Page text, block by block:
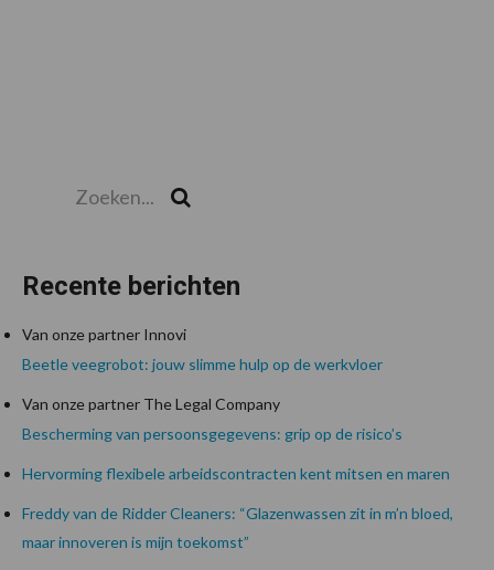
Recente berichten
Van onze partner Innovi
Beetle veegrobot: jouw slimme hulp op de werkvloer
Van onze partner The Legal Company
Bescherming van persoonsgegevens: grip op de risico’s
Hervorming flexibele arbeidscontracten kent mitsen en maren
Freddy van de Ridder Cleaners: “Glazenwassen zit in m’n bloed,
maar innoveren is mijn toekomst”